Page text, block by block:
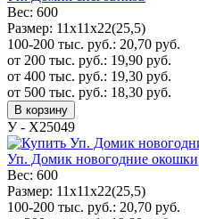
Вес: 600
Размер: 11х11х22(25,5)
100-200 тыс. руб.: 20,70 руб.
от 200 тыс. руб.: 19,90 руб.
от 400 тыс. руб.: 19,30 руб.
от 500 тыс. руб.: 18,30 руб.
В корзину
У - Х25049
Уп. Домик новогодние окошки
Вес: 600
Размер: 11х11х22(25,5)
100-200 тыс. руб.: 20,70 руб.